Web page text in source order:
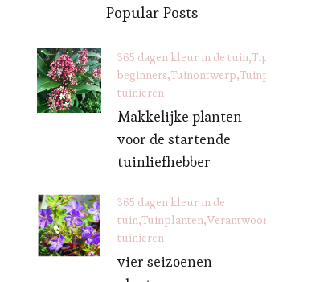
Popular Posts
365 dagen kleur in de tuin Tips voor
beginners Tuinontwerp Tuinplanten
tuinieren
Makkelijke planten
voor de startende
tuinliefhebber
365 dagen kleur in de
tuin Tuinplanten Verantwoord
tuinieren
vier seizoenen-